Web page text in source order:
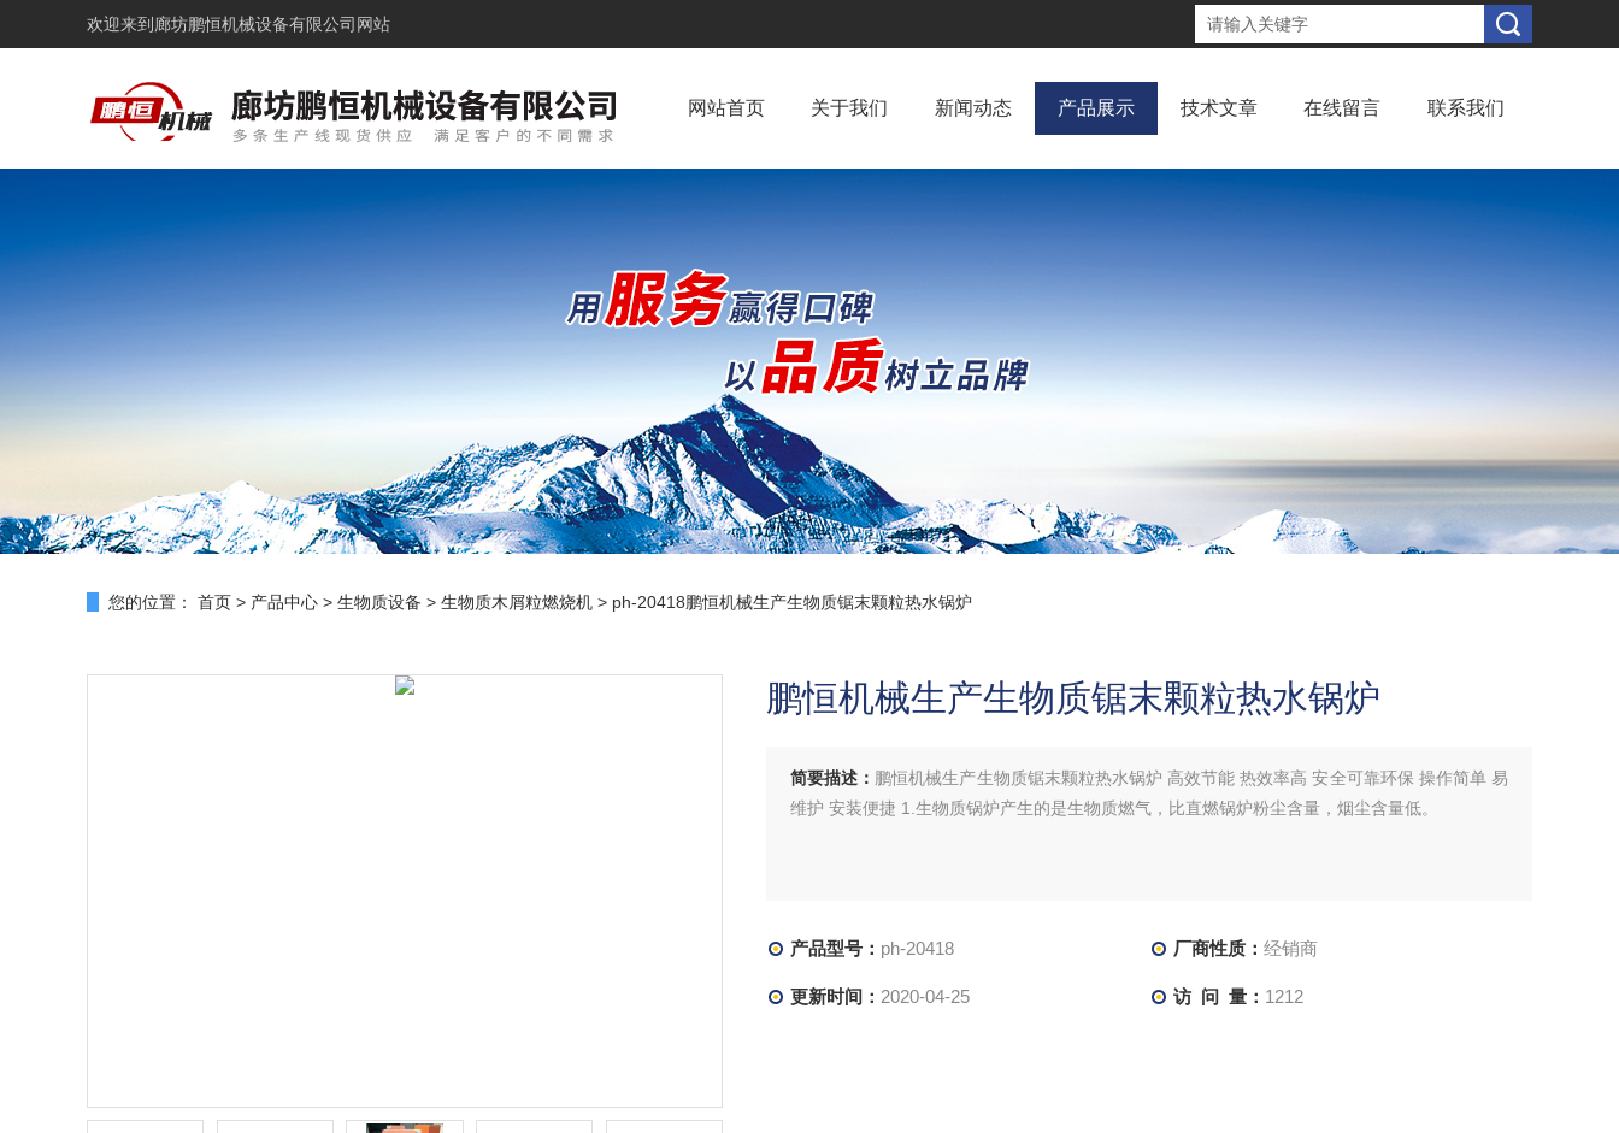
欢迎来到 廊坊鹏恒机械设备有限公司网站
网站首页 关于我们 新闻动态 产品展示 技术文章 在线留言 联系我们
您的位置： 首页 > 产品中心 > 生物质设备 > 生物质木屑粒燃烧机 > ph-20418鹏恒机械生产生物质锯末颗粒热水锅炉
鹏恒机械生产生物质锯末颗粒热水锅炉
简要描述： 鹏恒机械生产生物质锯末颗粒热水锅炉 高效节能 热效率高 安全可靠环保 操作简单 易
维护 安装便捷 1.生物质锅炉产生的是生物质燃气，比直燃锅炉粉尘含量，烟尘含量低。
产品型号： ph-20418 厂商性质： 经销商
更新时间： 2020-04-25 访 问 量： 1212